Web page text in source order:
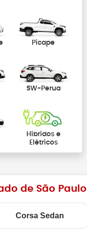
Picape
SW-Perua
Híbridos e
Elétricos
de São Paulo
Corsa Sedan